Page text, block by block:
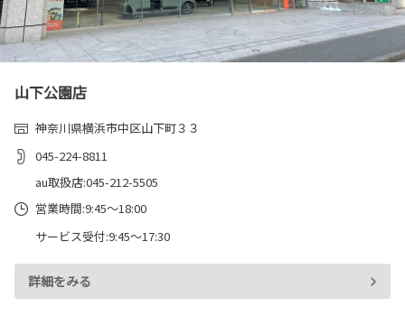
山下公園店
神奈川県横浜市中区山下町３３
045-224-8811
au取扱店:045-212-5505
営業時間:9:45～18:00
サービス受付:9:45～17:30
詳細をみる